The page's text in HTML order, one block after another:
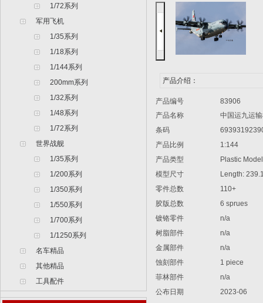
1/72系列
军用飞机
1/35系列
1/18系列
1/144系列
200mm系列
1/32系列
1/48系列
1/72系列
世界战舰
1/35系列
1/200系列
1/350系列
1/550系列
1/700系列
1/1250系列
名车精品
其他精品
工具配件
产品介绍：
产品编号
83906
产品名称
中国运九运
条码
产品比例
1:144
产品类型
Plastic Model
模型尺寸
Length:
零件总数
110+
胶版总数
6 sprues
镀铬零件
n/a
树脂部件
n/a
金属部件
n/a
蚀刻部件
1 piece
菲林部件
n/a
公布日期
2023-06